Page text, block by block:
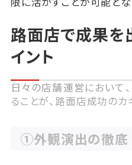
路面店で成果を
イント
日々の店舗運営において
ることが、路面店成功のカ
①外観演出の徹底